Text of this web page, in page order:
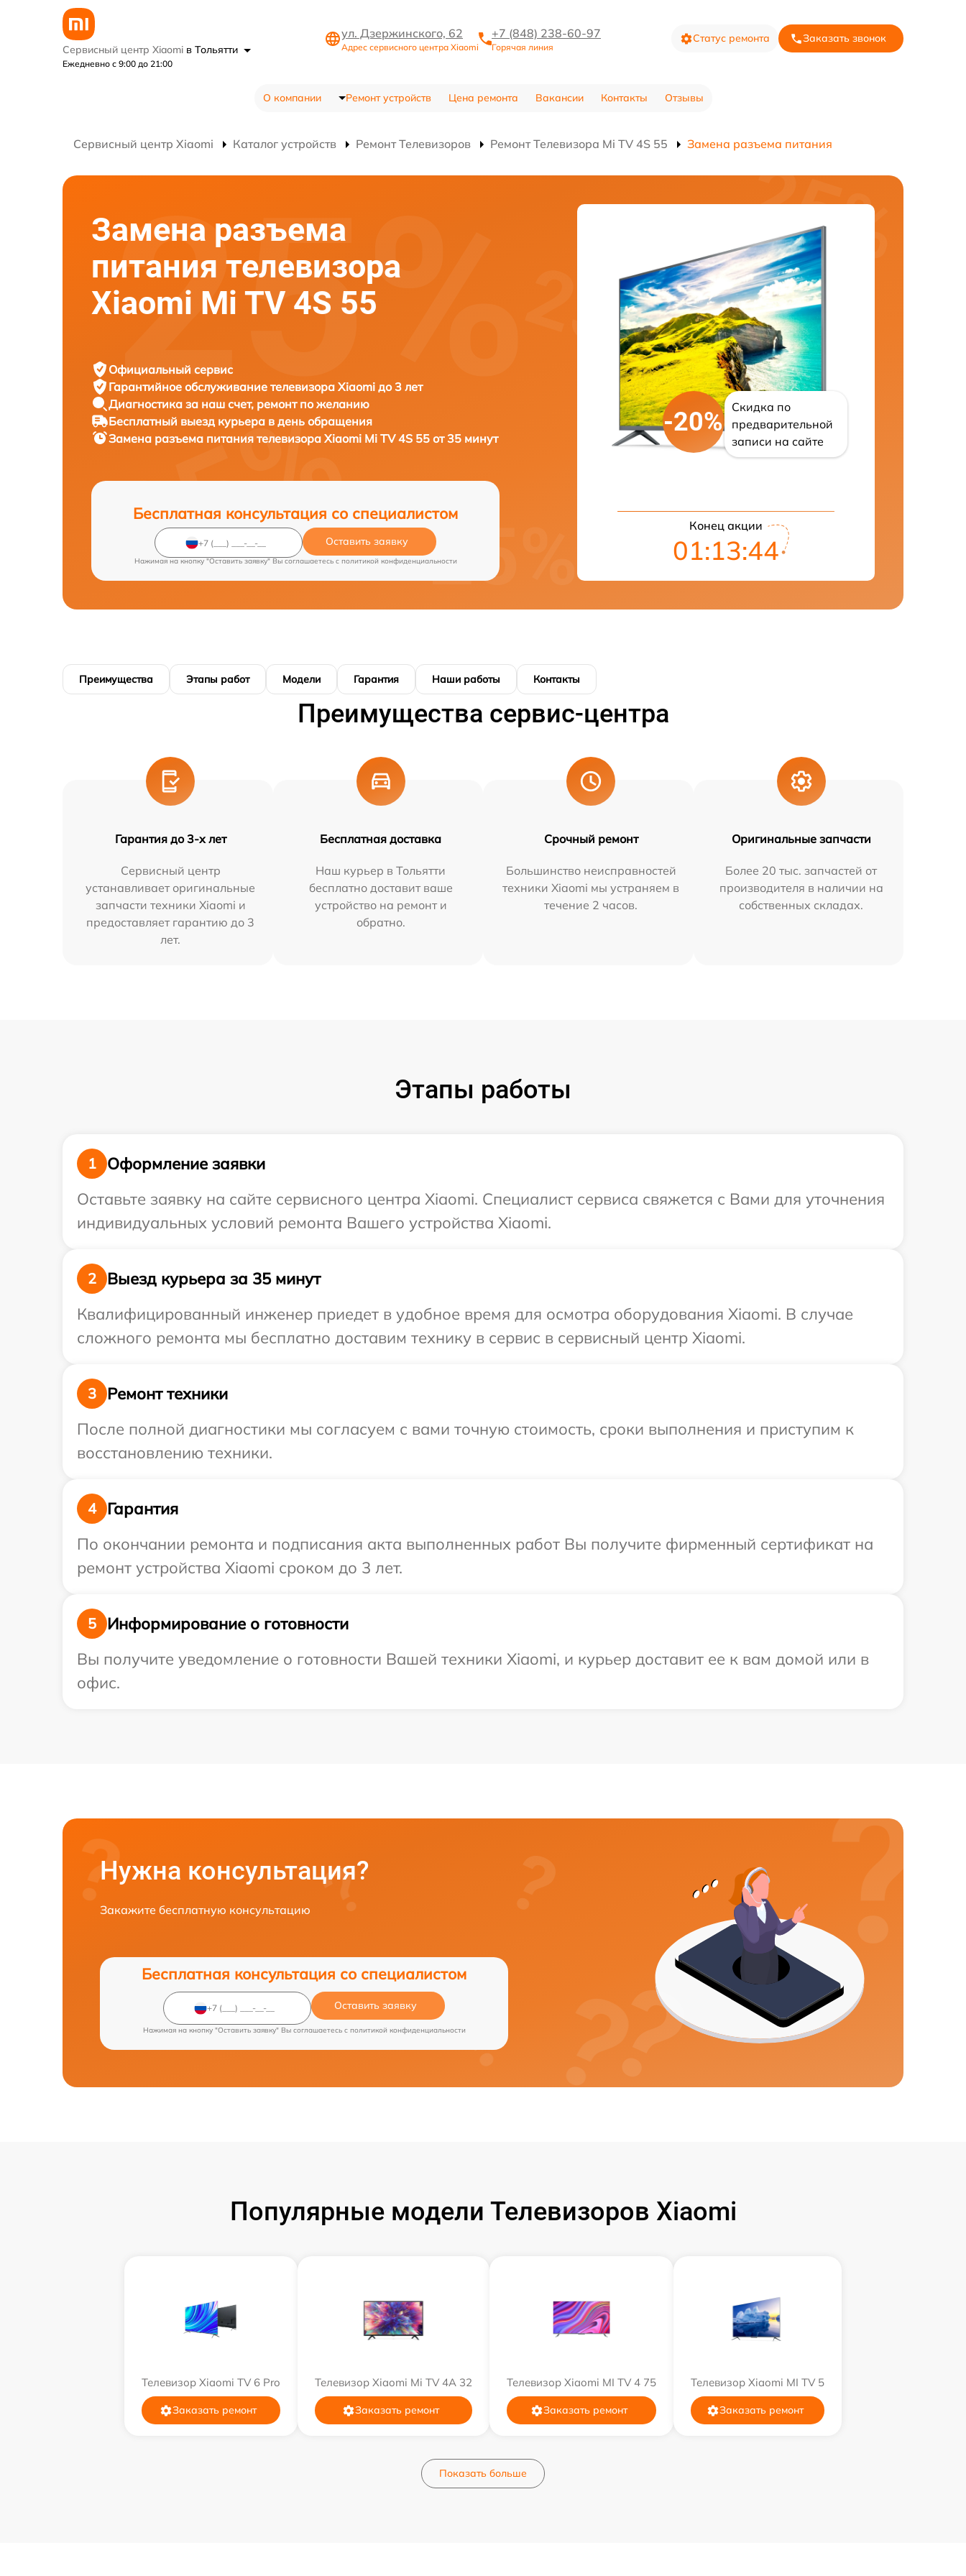
Сервисный центр Xiaomi в Тольятти
Ежедневно с 9:00 до 21:00
ул. Дзержинского, 62
Адрес сервисного центра Xiaomi
+7 (848) 238-60-97
Горячая линия
Статус ремонта Заказать звонок
О компании Ремонт устройств Цена ремонта Вакансии Контакты Отзывы
Сервисный центр Xiaomi Каталог устройств Ремонт Телевизоров Ремонт Телевизора Mi TV 4S 55 Замена разъема питания
Замена разъема
питания телевизора
Xiaomi Mi TV 4S 55
Официальный сервис
Гарантийное обслуживание телевизора Xiaomi до 3 лет
Диагностика за наш счет, ремонт по желанию
Бесплатный выезд курьера в день обращения
Замена разъема питания телевизора Xiaomi Mi TV 4S 55 от 35 минут
Бесплатная консультация со специалистом
Оставить заявку
Нажимая на кнопку "Оставить заявку" Вы соглашаетесь c политикой конфиденциальности
-20%
Скидка по
предварительной
записи на сайте
Конец акции
01:13:43
Преимущества Этапы работ Модели Гарантия Наши работы Контакты
Преимущества сервис-центра
Гарантия до 3-х лет
Сервисный центр
устанавливает оригинальные
запчасти техники Xiaomi и
предоставляет гарантию до 3
лет.
Бесплатная доставка
Наш курьер в Тольятти
бесплатно доставит ваше
устройство на ремонт и
обратно.
Срочный ремонт
Большинство неисправностей
техники Xiaomi мы устраняем в
течение 2 часов.
Оригинальные запчасти
Более 20 тыс. запчастей от
производителя в наличии на
собственных складах.
Этапы работы
1
Оформление заявки
Оставьте заявку на сайте сервисного центра Xiaomi. Специалист сервиса свяжется с Вами для уточнения
индивидуальных условий ремонта Вашего устройства Xiaomi.
2
Выезд курьера за 35 минут
Квалифицированный инженер приедет в удобное время для осмотра оборудования Xiaomi. В случае
сложного ремонта мы бесплатно доставим технику в сервис в сервисный центр Xiaomi.
3
Ремонт техники
После полной диагностики мы согласуем с вами точную стоимость, сроки выполнения и приступим к
восстановлению техники.
4
Гарантия
По окончании ремонта и подписания акта выполненных работ Вы получите фирменный сертификат на
ремонт устройства Xiaomi сроком до 3 лет.
5
Информирование о готовности
Вы получите уведомление о готовности Вашей техники Xiaomi, и курьер доставит ее к вам домой или в
офис.
Нужна консультация?
Закажите бесплатную консультацию
Бесплатная консультация со специалистом
Оставить заявку
Нажимая на кнопку "Оставить заявку" Вы соглашаетесь c политикой конфиденциальности
Популярные модели Телевизоров Xiaomi
Телевизор Xiaomi TV 6 Pro
Заказать ремонт
Телевизор Xiaomi Mi TV 4A 32
Заказать ремонт
Телевизор Xiaomi MI TV 4 75
Заказать ремонт
Телевизор Xiaomi MI TV 5
Заказать ремонт
Показать больше